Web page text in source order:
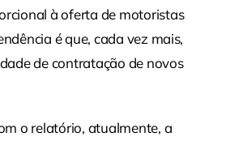
à oferta de motoristas
é que, cada vez mais,
de contratação de novos
o relatório, atualmente, a